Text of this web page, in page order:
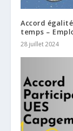
Accord
temps –
28 juillet 2024